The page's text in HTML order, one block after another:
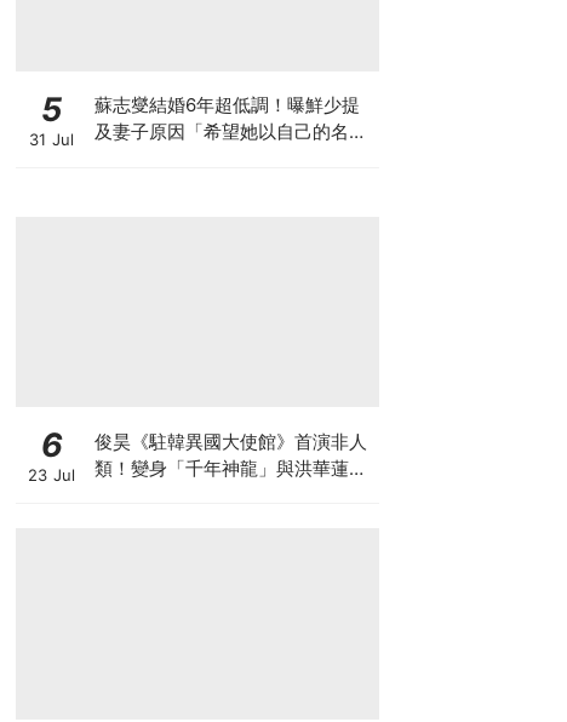
5
31 Jul
蘇志燮結婚6年超低調！曝鮮少提
及妻子原因「希望她以自己的名字
6
23 Jul
俊昊《駐韓異國大使館》首演非人
類！變身「千年神龍」與洪華蓮大